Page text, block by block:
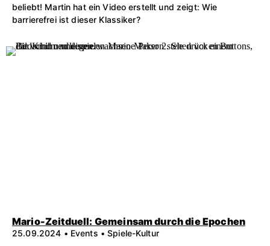
beliebt! Martin hat ein Video erstellt und zeigt: Wie
barrierefrei ist dieser Klassiker?
Mario-Zeitduell: Gemeinsam durch die Epochen
25.09.2024 • Events • Spiele-Kultur